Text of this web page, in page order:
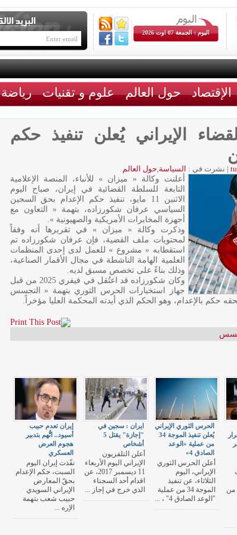
اليوم : الجمعة 07 اوت 2026
الإقتصاد حول العالم علوم و تقنيات رياضة
الإيراني يُعلن تنفيذ حكم
| نشرت في : السياسة,حول العالم
أعلنت وكالة « ميزان » للأنباء، المنصة الإعلامية
التابعة للسلطة القضائية في إيران، صباح اليوم
الاثنين 11 مايو، تنفيذ حكم الإعدام بحق السجين
السياسي عرفان شكورزاده، بتهمة « التعاون مع
أجهزة المخابرات الأمريكية والصهيونية ».
وذكرت وكالة « ميزان » في تقريرها أنه وفقاً
لمحتويات ملف القضية، فإن عرفان شكورزاده تم
استقطابه « مشروع » للعمل لدى إحدى المنظمات
العلمية الهامة الناشطة في مجال الأقمار الصناعية،
وذلك بناءً على تخصص مسبق لديه.
وكان شكورزاده قد اعتُقل في فيفري 2025 من قبل
جهاز استخبارات الحرس الثوري بتهمة « التجسس
حكم بالإعدام، وهو الحكم الذي أيدته المحكمة العليا مؤخراً.
إيران تعدم حبيب
أسيود.. اتُّهم بتدبير
هجوم العرض
العسكري
نفّذت إيران اليوم
السبت، حكم الإعدام
بحقّ المعارض
الإيراني السويدي
حبيب شعب بتهمة
الإره ...
ايران : سجين في
"إجازة" يقتل 5
أشخاص
أعلن التلفزيون
الإيراني اليوم الأربعاء
11 ديسمبر 2017، عن
اقدام أحد السجناء
الذي خرج في إجاز ...
الحرس الثوري الإيراني
يُعلن تنفيذ الموجة 34
من عملية «الوعد
الصادق 4»
أعلن الحرس الثوري
الإيراني، اليوم
الثلاثاء، عن تنفيذ
الموجة 34 من عملية
"الوعد الصادق 4" ، ...
من